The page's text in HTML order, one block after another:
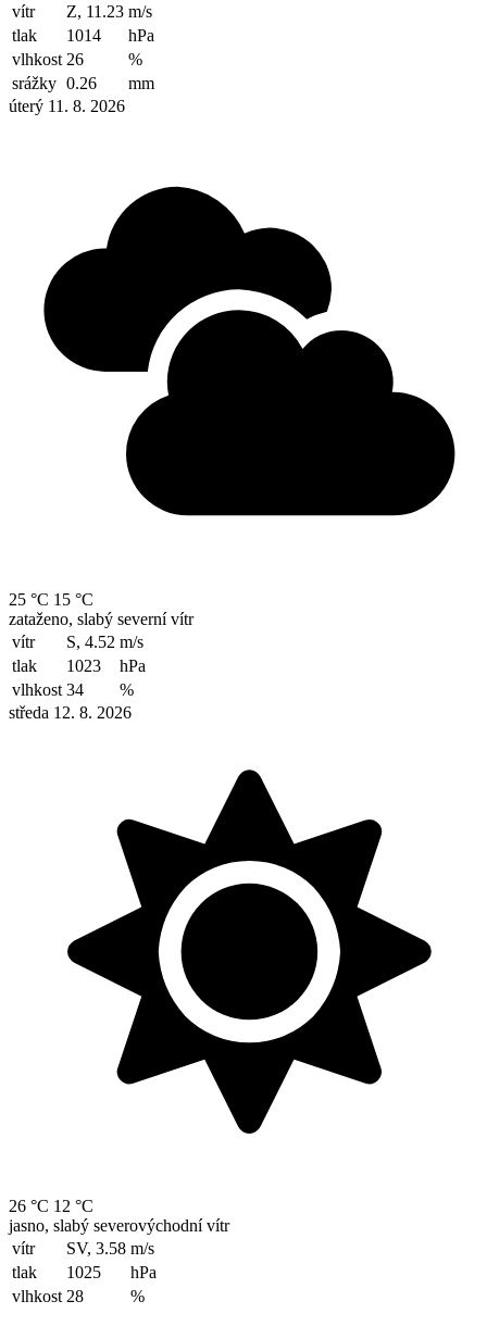
vítr
Z, 11.23 m/s
tlak
1014
hPa
vlhkost 26
%
srážky 0.26
mm
úterý 11. 8. 2026
25 °C 15 °C
zataženo, slabý severní vítr
vítr
S, 4.52 m/s
tlak
1023
hPa
vlhkost 34
%
středa 12. 8. 2026
26 °C 12 °C
jasno, slabý severovýchodní vítr
vítr
SV, 3.58 m/s
tlak
1025
hPa
vlhkost 28 %